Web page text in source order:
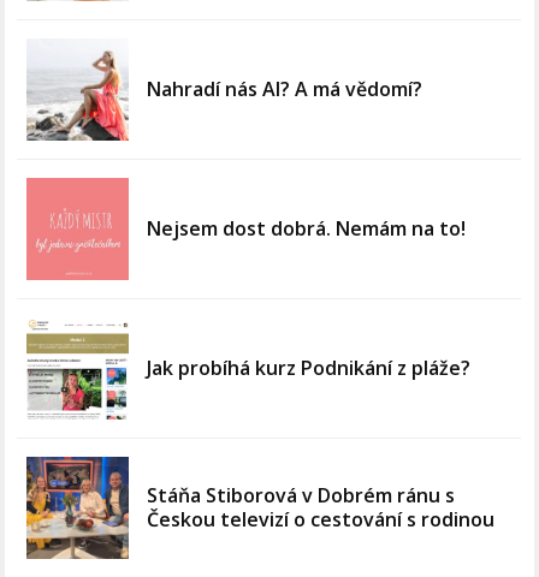
Nahradí nás AI? A má vědomí?
Nejsem dost dobrá. Nemám na to!
Jak probíhá kurz Podnikání z pláže?
Stáňa Stiborová v Dobrém ránu s
Českou televizí o cestování s rodinou